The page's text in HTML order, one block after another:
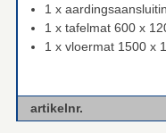
1 x
1 x tafelmat 600 x
1 x vloermat 1500 x
artikelnr. C-